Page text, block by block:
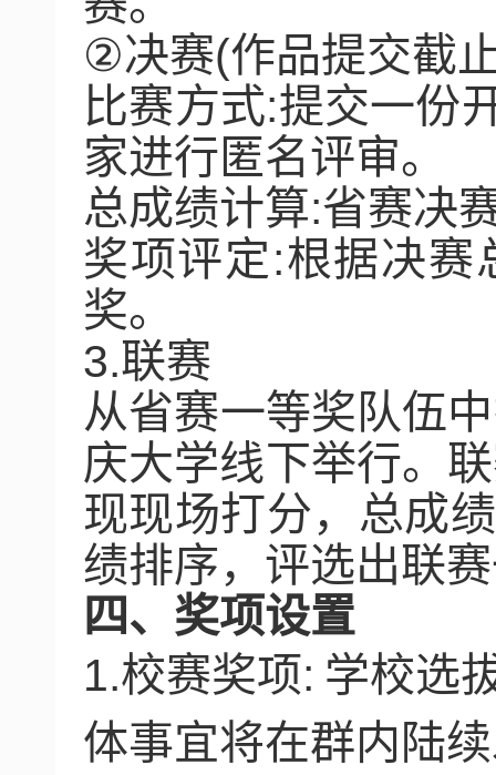
②决赛(作品提交截
比赛方式:提交一份
家进行匿名评审。
总成绩计算:省赛决
奖项评定:根据决赛
奖。
3.联赛
从省赛一等奖队伍
庆大学线下举行。
现现场打分，总成绩
绩排序，评选出联
四、奖项设置
1.校赛奖项: 学校选
体事宜将在群内陆